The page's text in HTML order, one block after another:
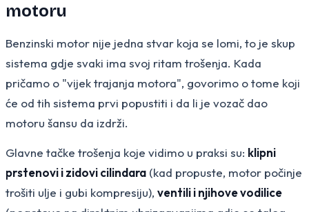
motoru
Benzinski motor nije jedna stvar koja se lomi, to je skup
sistema gdje svaki ima svoj ritam trošenja. Kada
pričamo o "vijek trajanja motora", govorimo o tome koji
će od tih sistema prvi popustiti i da li je vozač dao
motoru šansu da izdrži.
Glavne tačke trošenja koje vidimo u praksi su: klipni
prstenovi i zidovi cilindara (kad propuste, motor počinje
trošiti ulje i gubi kompresiju), ventili i njihove vodilice